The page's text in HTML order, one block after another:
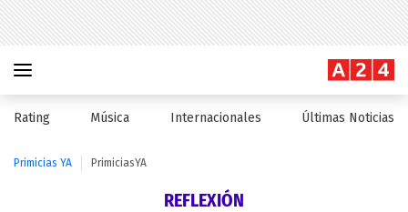
Rating Música Internacionales Últimas Noticias
Primicias YA PrimiciasYA
REFLEXIÓN